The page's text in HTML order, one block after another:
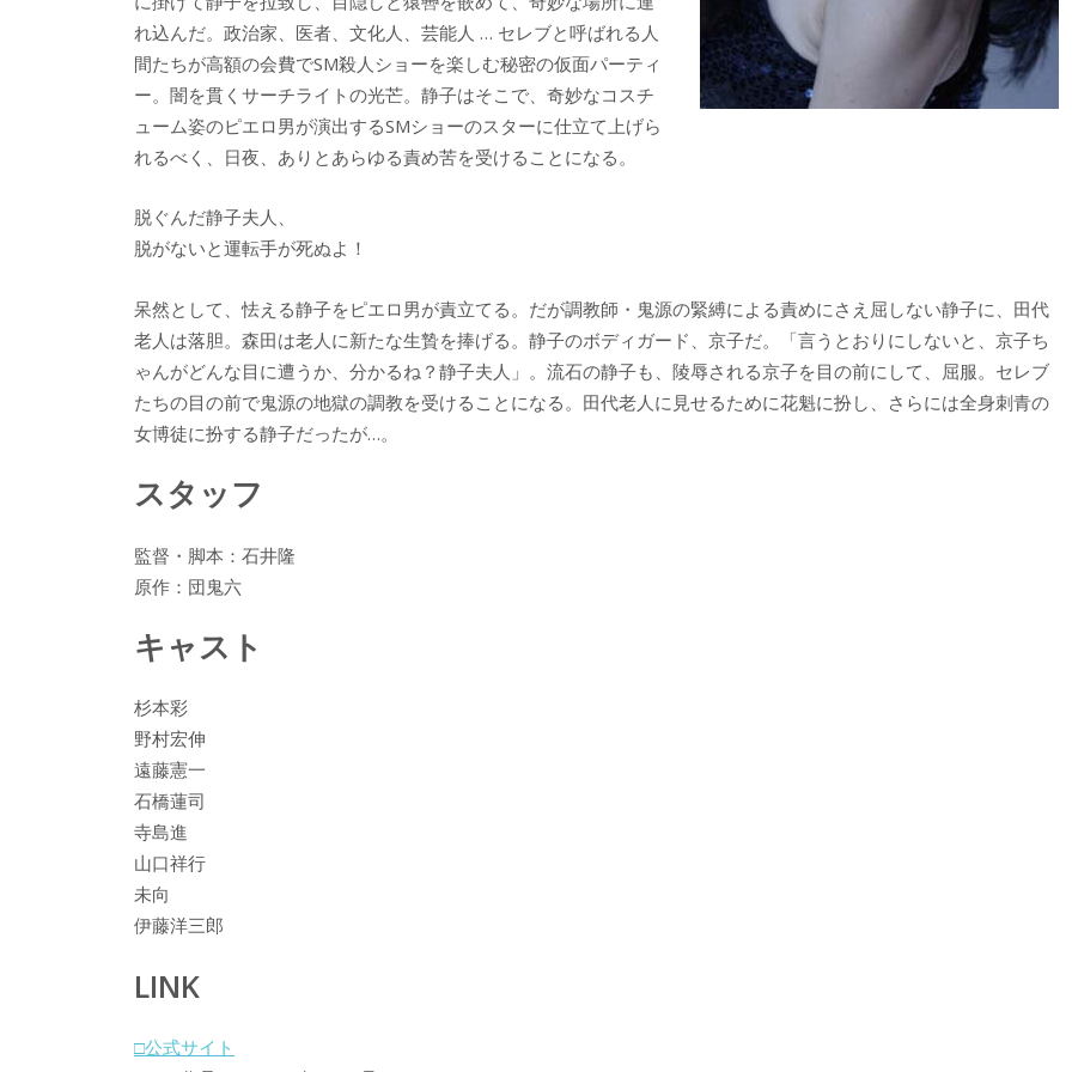
れ込んだ。政治家、医者、文化人、芸能人 … セレブと呼ばれる人
間たちが高額の会費でSM殺人ショーを楽しむ秘密の仮面パーティ
ー。闇を貫くサーチライトの光芒。静子はそこで、奇妙なコスチ
ューム姿のピエロ男が演出するSMショーのスターに仕立て上げら
れるべく、日夜、ありとあらゆる責め苦を受けることになる。
脱ぐんだ静子夫人、
脱がないと運転手が死ぬよ！
呆然として、怯える静子をピエロ男が責立てる。だが調教師・鬼源の緊縛による責めにさえ屈しない静子に、田代
老人は落胆。森田は老人に新たな生贄を捧げる。静子のボディガード、京子だ。「言うとおりにしないと、京子ち
ゃんがどんな目に遭うか、分かるね？静子夫人」。流石の静子も、陵辱される京子を目の前にして、屈服。セレブ
たちの目の前で鬼源の地獄の調教を受けることになる。田代老人に見せるために花魁に扮し、さらには全身刺青の
女博徒に扮する静子だったが…。
スタッフ
監督・脚本：石井隆
原作：団鬼六
キャスト
杉本彩
野村宏伸
遠藤憲一
石橋蓮司
寺島進
山口祥行
未向
伊藤洋三郎
LINK
□公式サイト